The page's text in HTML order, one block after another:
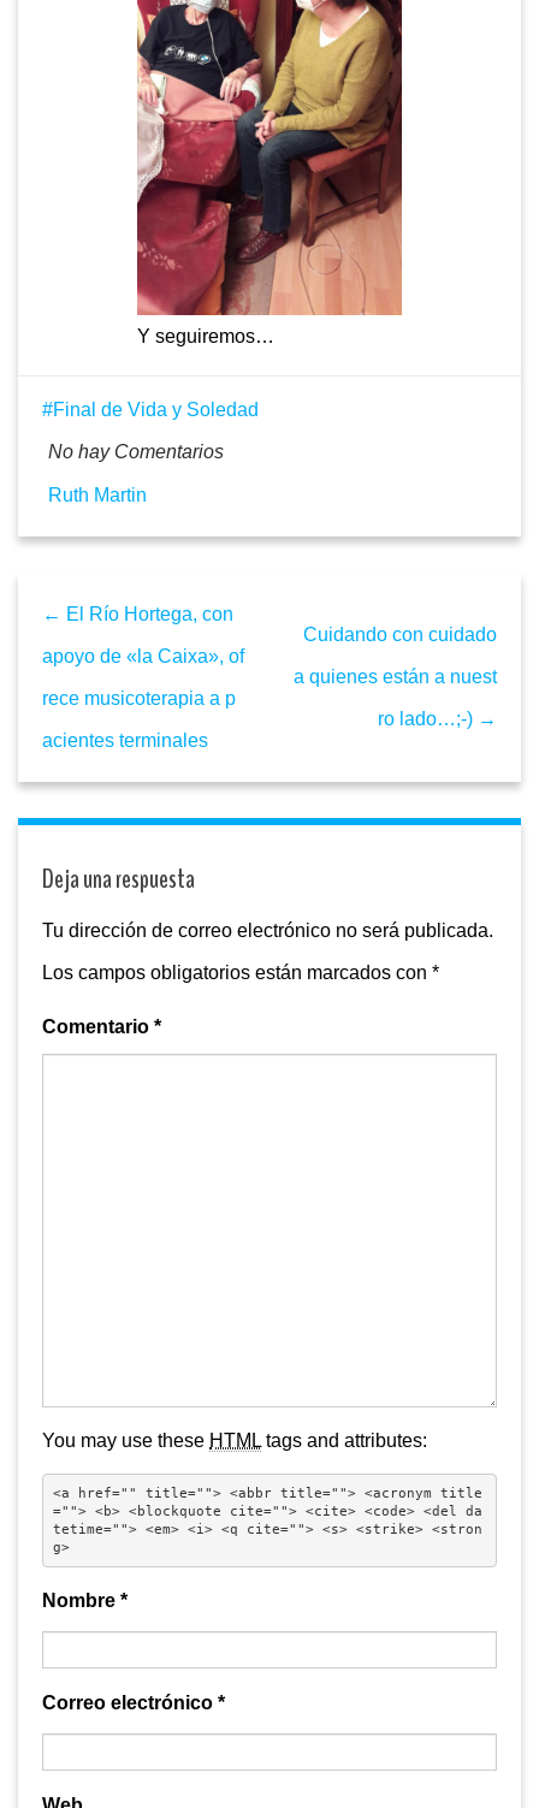
Y seguiremos…
Final de Vida y Soledad
No hay Comentarios
Ruth Martin
← El Río Hortega, con
apoyo de «la Caixa», of
rece musicoterapia a p
acientes terminales
Cuidando con cuidado
a quienes están a nuest
ro lado…;-) →
Deja una respuesta
Tu dirección de correo electrónico no será publicada.
Los campos obligatorios están marcados con *
Comentario *
You may use these HTML tags and attributes:
<a href="" title=""> <abbr title=""> <acronym title
=""> <b> <blockquote cite=""> <cite> <code> <del da
tetime=""> <em> <i> <q cite=""> <s> <strike> <stron
g>
Nombre *
Correo electrónico *